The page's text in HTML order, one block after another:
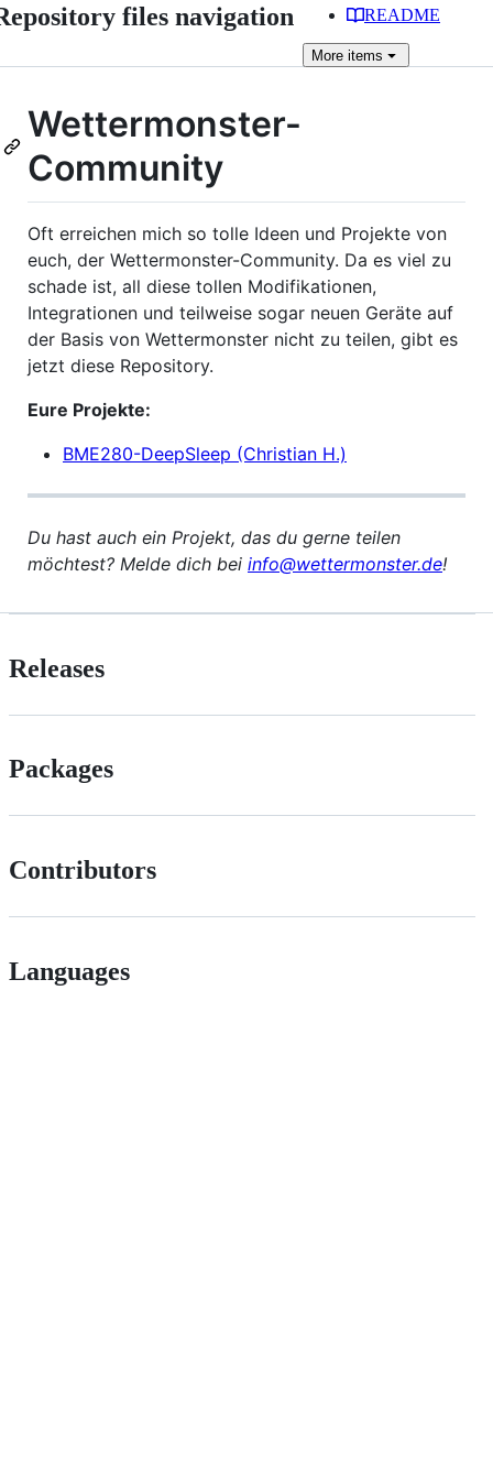
files navigation README
More items
Wettermonster-
Community
Oft erreichen mich so tolle Ideen und Projekte von
euch, der Wettermonster-Community. Da es viel zu
schade ist, all diese tollen Modifikationen,
Integrationen und teilweise sogar neuen Geräte auf
der Basis von Wettermonster nicht zu teilen, gibt es
jetzt diese Repository.
Eure Projekte:
BME280-DeepSleep (Christian H.)
Du hast auch ein Projekt, das du gerne teilen
möchtest? Melde dich bei info@wettermonster.de!
Releases
Packages
Contributors
Languages